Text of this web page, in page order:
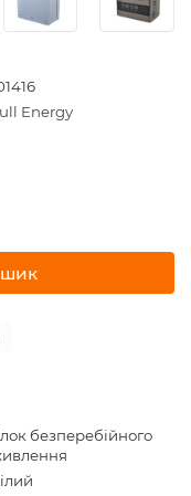
Energy
безперебійного